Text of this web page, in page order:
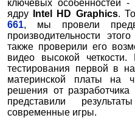
ключевых особенностей -
ядру
Intel HD Graphics.
661, мы провели
производительности
также проверили его
видео высокой
тестирования первой в
материнской платы на
решения от разработчика
представили
современные игры.